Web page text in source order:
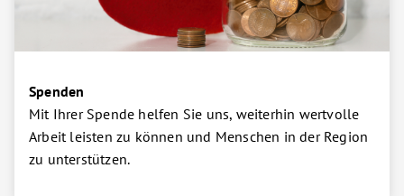
Spenden
Mit Ihrer Spende helfen Sie uns, weiterhin wertvolle
Arbeit leisten zu können und Menschen in der Region
zu unterstützen.